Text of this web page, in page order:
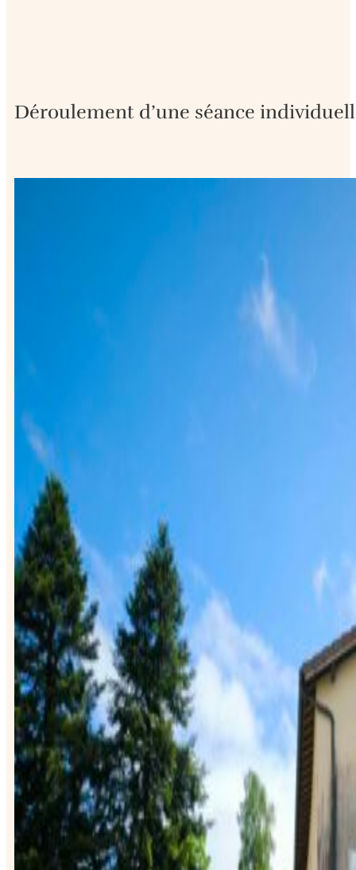
Déroulement d’une séance